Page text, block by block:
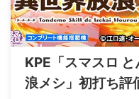
KPE「スマスロ
浪メシ」初打ち評